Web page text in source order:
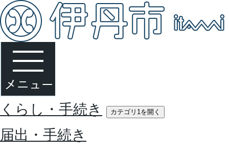
くらし・手続き カテゴリ1を開く
届出・手続き